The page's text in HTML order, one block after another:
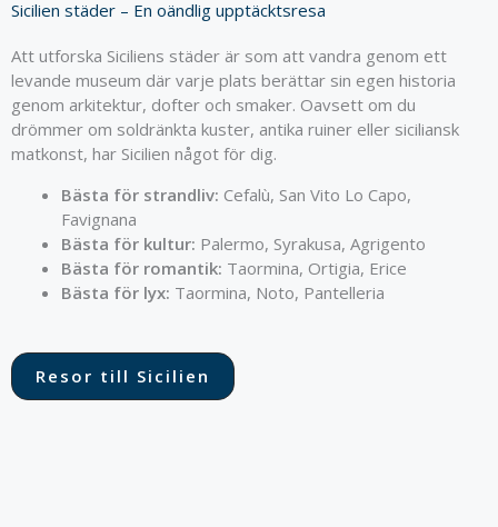
Sicilien städer – En oändlig upptäcktsresa
Att utforska Siciliens städer är som att vandra genom ett
levande museum där varje plats berättar sin egen historia
genom arkitektur, dofter och smaker. Oavsett om du
drömmer om soldränkta kuster, antika ruiner eller siciliansk
matkonst, har Sicilien något för dig.
Bästa för strandliv: Cefalù, San Vito Lo Capo,
Favignana
Bästa för kultur: Palermo, Syrakusa, Agrigento
Bästa för romantik: Taormina, Ortigia, Erice
Bästa för lyx: Taormina, Noto, Pantelleria
Resor till Sicilien